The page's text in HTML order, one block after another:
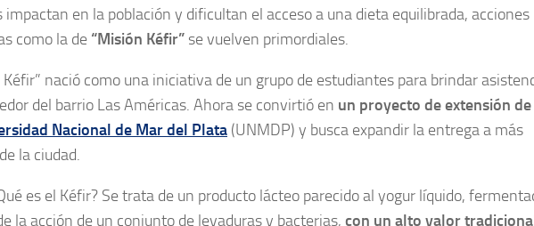
impactan en la población y dificultan el acceso a una dieta equilibrada, acciones
como la de “Misión Kéfir” se vuelven primordiales.
Kéfir” nació como una iniciativa de un grupo de estudiantes para brindar
del barrio Las Américas. Ahora se convirtió en un proyecto de extensión de
Nacional de Mar del Plata (UNMDP) y busca expandir la entrega a más
la ciudad.
es el Kéfir? Se trata de un producto lácteo parecido al yogur líquido,
la acción de un conjunto de levaduras y bacterias, con un alto valor